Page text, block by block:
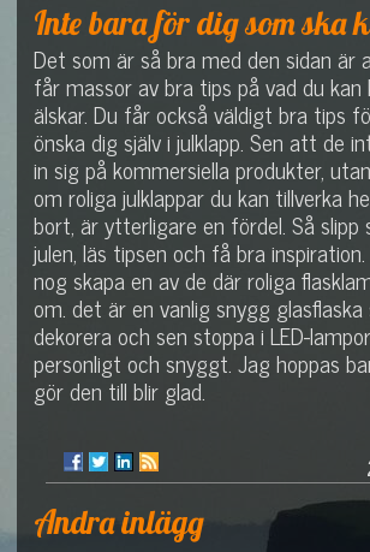
Inte bara för dig som ska
Det som är så bra med den sidan är
får massor av bra tips på vad du kan
älskar. Du får också väldigt bra tips
önska dig själv i julklapp. Sen att de
in sig på kommersiella produkter,
om roliga julklappar du kan tillverka
bort, är ytterligare en fördel. Så slipp
julen, läs tipsen och få bra
nog skapa en av de där roliga
om. det är en vanlig snygg
dekorera och sen stoppa i LED-
personligt och snyggt. Jag hoppas
gör den till blir glad.
Andra inlägg